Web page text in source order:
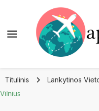
Titulinis Lankytinos
Vilnius